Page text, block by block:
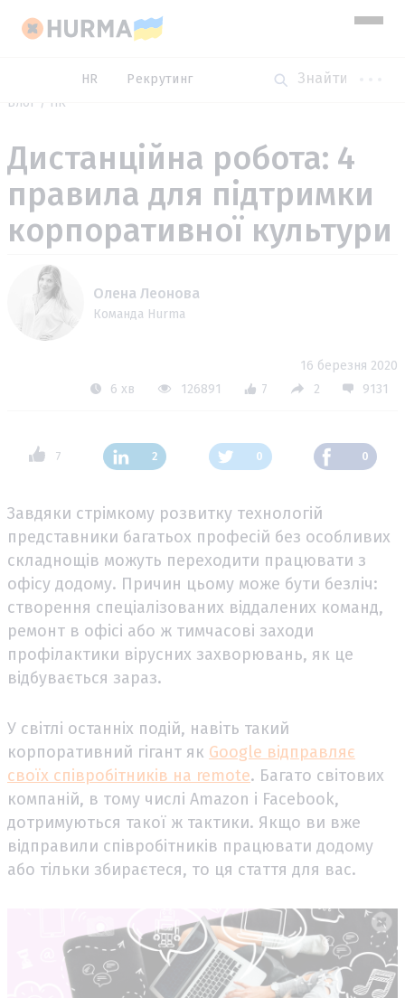
HR
Рекрутинг
Блог
HR
Дистанційна робота: 4
правила для підтримки
корпоративної культури
Олена Леонова
Команда Hurma
16 березня 2020
6 хв
126891 7 2 9131
7 2 0 0
Завдяки стрімкому розвитку технологій
представники багатьох професій без особливих
складнощів можуть переходити працювати з
офісу додому. Причин цьому може бути безліч:
створення спеціалізованих віддалених команд,
ремонт в офісі або ж тимчасові заходи
профілактики вірусних захворювань, як це
відбувається зараз.
У світлі останніх подій, навіть такий
корпоративний гігант як Google відправляє
своїх співробітників на remote. Багато світових
компаній, в тому числі Amazon і Facebook,
дотримуються такої ж тактики. Якщо ви вже
відправили співробітників працювати додому
або тільки збираєтеся, то ця стаття для вас.